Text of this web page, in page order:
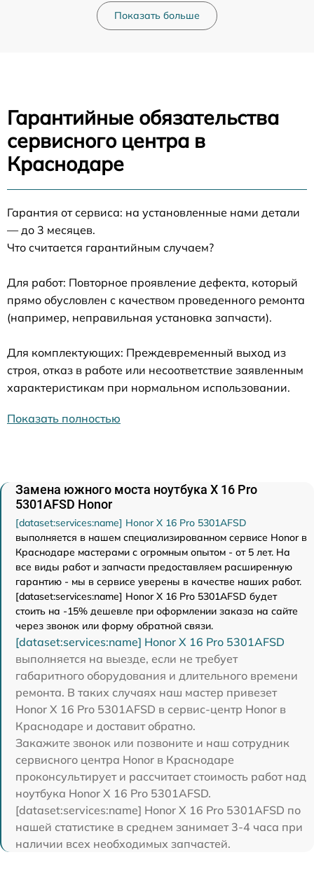
Показать больше
Гарантийные обязательства
сервисного центра в
Краснодаре
Гарантия от сервиса: на установленные нами детали
— до 3 месяцев.
Что считается гарантийным случаем?
Для работ: Повторное проявление дефекта, который
прямо обусловлен с качеством проведенного ремонта
(например, неправильная установка запчасти).
Для комплектующих: Преждевременный выход из
строя, отказ в работе или несоответствие заявленным
характеристикам при нормальном использовании.
Показать полностью
Замена южного моста ноутбука X 16 Pro
5301AFSD Honor
[dataset:services:name] Honor X 16 Pro 5301AFSD
выполняется в нашем специализированном сервисе Honor в
Краснодаре мастерами с огромным опытом - от 5 лет. На
все виды работ и запчасти предоставляем расширенную
гарантию - мы в сервисе уверены в качестве наших работ.
[dataset:services:name] Honor X 16 Pro 5301AFSD будет
стоить на -15% дешевле при оформлении заказа на сайте
через звонок или форму обратной связи.
[dataset:services:name] Honor X 16 Pro 5301AFSD
выполняется на выезде, если не требует
габаритного оборудования и длительного времени
ремонта. В таких случаях наш мастер привезет
Honor X 16 Pro 5301AFSD в сервис-центр Honor в
Краснодаре и доставит обратно.
Закажите звонок или позвоните и наш сотрудник
сервисного центра Honor в Краснодаре
проконсультирует и рассчитает стоимость работ над
ноутбука Honor X 16 Pro 5301AFSD.
[dataset:services:name] Honor X 16 Pro 5301AFSD по
нашей статистике в среднем занимает 3-4 часа при
наличии всех необходимых запчастей.